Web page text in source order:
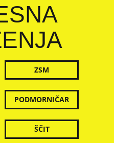
ZSM
PODMORNIČAR
ŠČIT